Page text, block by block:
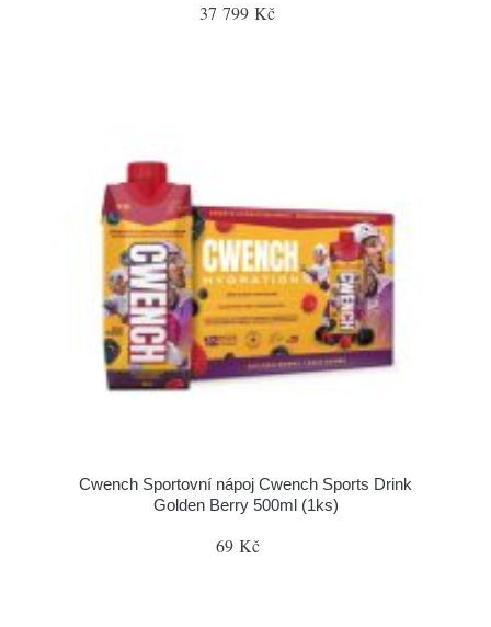
37 799 Kč
Cwench Sportovní nápoj Cwench Sports Drink
Golden Berry 500ml (1ks)
69 Kč